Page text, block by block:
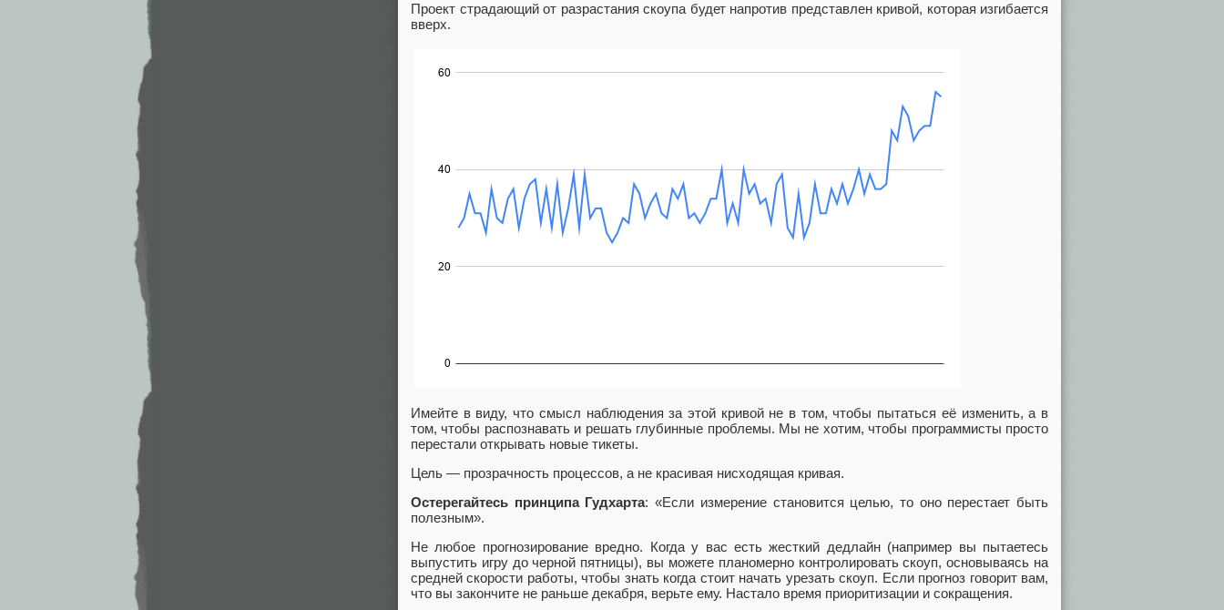
Проект страдающий от разрастания скоупа будет напротив представлен кривой, которая изгибается
вверх.
Имейте в виду, что смысл наблюдения за этой кривой не в том, чтобы пытаться её изменить, а в
том, чтобы распознавать и решать глубинные проблемы. Мы не хотим, чтобы программисты просто
перестали открывать новые тикеты.
Цель — прозрачность процессов, а не красивая нисходящая кривая.
Остерегайтесь принципа Гудхарта: «Если измерение становится целью, то оно перестает быть
полезным».
Не любое прогнозирование вредно. Когда у вас есть жесткий дедлайн (например вы пытаетесь
выпустить игру до черной пятницы), вы можете планомерно контролировать скоуп, основываясь на
средней скорости работы, чтобы знать когда стоит начать урезать скоуп. Если прогноз говорит вам,
что вы закончите не раньше декабря, верьте ему. Настало время приоритизации и сокращения.